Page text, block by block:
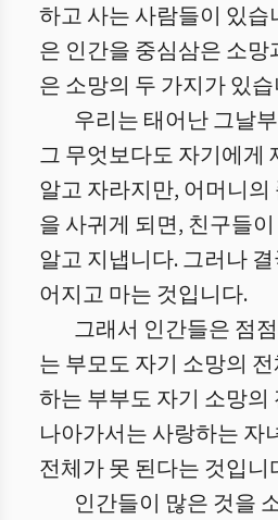
하고 사는 사람들이 있습
은 인간을 중심삼은 소
은 소망의 두 가지가 있
우리는 태어난 그날
그 무엇보다도 자기에게
알고 자라지만, 어머니
을 사귀게 되면, 친구들
알고 지냅니다. 그러나
어지고 마는 것입니다.
그래서 인간들은 점
는 부모도 자기 소망의
하는 부부도 자기 소망의
나아가서는 사랑하는 자
전체가 못 된다는 것입니
인간들이 많은 것을